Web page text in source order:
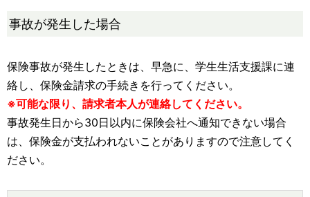
事故が発生した場合
保険事故が発生したときは、早急に、学生生活支援課に連
絡し、保険金請求の手続きを行ってください。
※可能な限り、請求者本人が連絡してください。
事故発生日から30日以内に保険会社へ通知できない場合
は、保険金が支払われないことがありますので注意してく
ださい。